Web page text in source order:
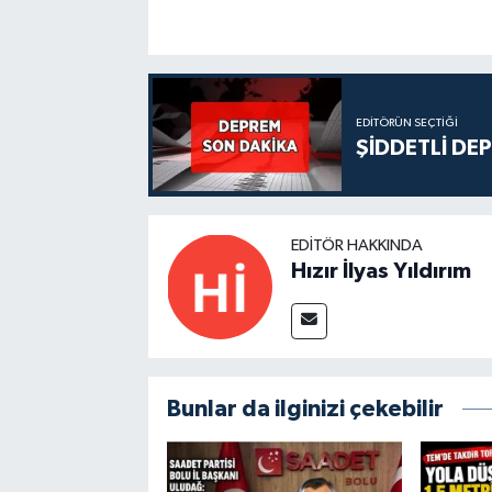
EDITÖRÜN SEÇTIĞI
ŞİDDETLİ
EDITÖR HAKKINDA
Hızır İlyas Yıldırım
Bunlar da ilginizi çekebilir